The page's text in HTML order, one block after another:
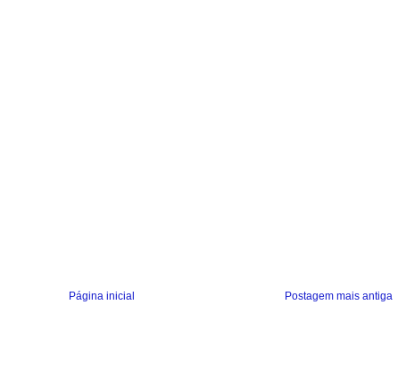
Postagem mais antiga
Página inicial